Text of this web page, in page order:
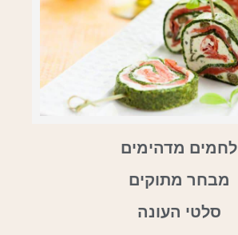
לחמים מדהימים
מבחר מתוקים
סלטי העונה